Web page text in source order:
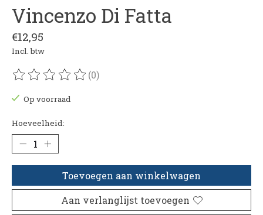
Vincenzo Di Fatta
€12,95
Incl. btw
De beoordeling van dit product is
(0)
Op voorraad
Hoeveelheid:
Toevoegen aan winkelwagen
Aan verlanglijst toevoegen